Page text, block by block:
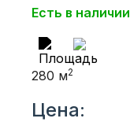
Есть в наличии
280 м2
Цена: